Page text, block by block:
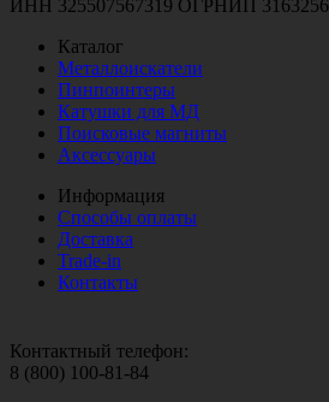
ИНН 325507567319 ОГРНИП
Каталог
Металлоискатели
Пинпоинтеры
Катушки для МД
Поисковые магниты
Аксессуары
Информация
Способы оплаты
Доставка
Trade-in
Контакты
Контактный телефон:
8 (800) 100-81-84